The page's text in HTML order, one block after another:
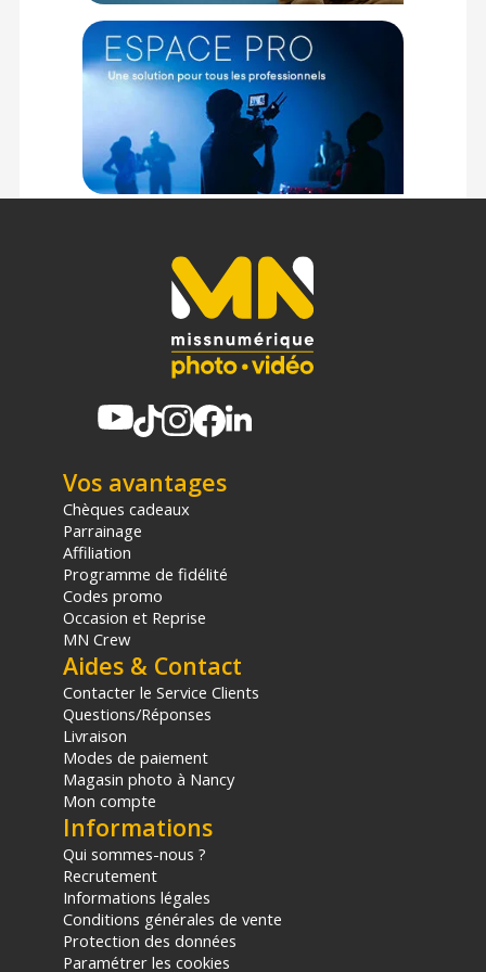
Cet objectif vous offrira une distance focale de 55 mm et un
cercle d'image maximum de 34 mm. Les modèles Night
Walker vous garantiront une capture nocturne à faible bruit
sans nécessiter des ISO élevés.
Cet objectif de 55 mm sera idéal pour le travail de gros plans
et de portraits.
Caractéristiques du kit de 3 objectifs Cinéma SIRUI
Modèle : Kit de 3 objectifs Cinéma SIRUI Nightwalker Série en
24 mm, 35 mm et 55 mm, T1.2 S35 à mise au point manuelle
MS-3SRB
OBJECTIF CINÉMA SIRUI NIGHTWALKER 24 MM -
TECHNIQUE
Distance focale : 24 mm
Ouverture maximale : T1.2
Ouverture minimale : T16
Monture de lentilles : Canon RF
Couverture du format d’objectif : Super 35 / APS-C
Fil de filtre : 67 mm x 0.75
CONCEPTION OPTIQUE
Conception optique : 12 éléments en 11 groupes
Lame à diaphragme : 12
PRATIQUE
Support interchangeable : Non
Cercle d’image : 31.0 millimètres
Échelle de mise au point : Métrique, Impérial
Distance minimale de mise au point : À partir d’un point non
spécifié dans l’objectif : 30 cm
Nombre de vitesse 0.8 modèle
Rotation des engrenages : Mise au point à 270°
Vos avantages
Chèques cadeaux
Parrainage
Affiliation
Programme de fidélité
Codes promo
Occasion et Reprise
MN Crew
Aides & Contact
Contacter le Service Clients
Questions/Réponses
Livraison
Modes de paiement
Magasin photo à Nancy
Mon compte
Informations
Qui sommes-nous ?
Recrutement
Informations légales
Conditions générales de vente
Protection des données
Paramétrer les cookies